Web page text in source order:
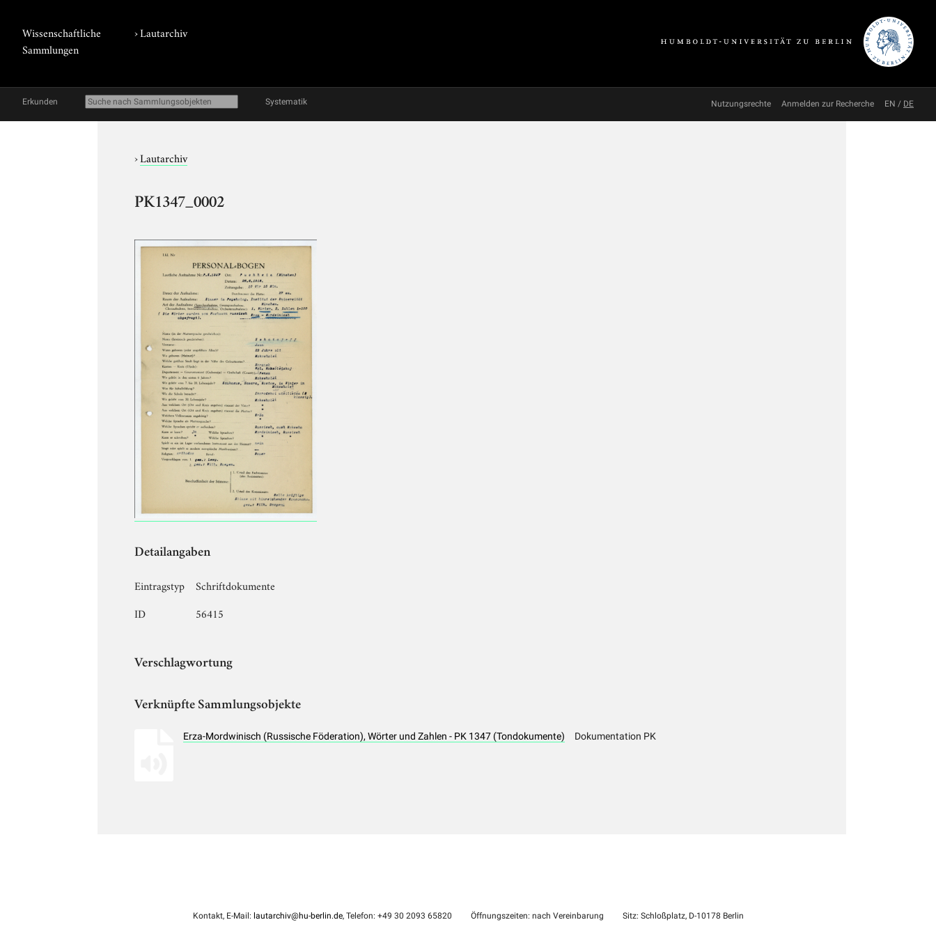
Wissenschaftliche
Sammlungen
›Lautarchiv
Erkunden Systematik Nutzungsrechte Anmelden zur Recherche EN / DE
›Lautarchiv
PK1347_0002
Detailangaben
Eintragstyp
Schriftdokumente
ID
56415
Verschlagwortung
Verknüpfte Sammlungsobjekte
Erza-Mordwinisch (Russische Föderation), Wörter und Zahlen - PK 1347 (Tondokumente) Dokumentation PK
Kontakt, E-Mail: lautarchiv@hu-berlin.de, Telefon: +49 30 2093 65820 Öffnungszeiten: nach Vereinbarung Sitz: Schloßplatz, D-10178 Berlin